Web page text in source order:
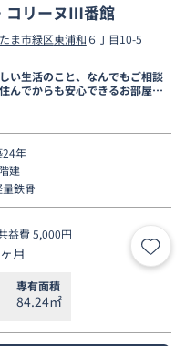
コリーヌⅢ番館
ま市緑区東浦和 ６丁目10-5
い生活のこと、なんでもご相談
んでからも安心できるお部屋探
します◆
24年
建
量鉄骨
益費 5,000円
月 お気
専有面積
84.24㎡